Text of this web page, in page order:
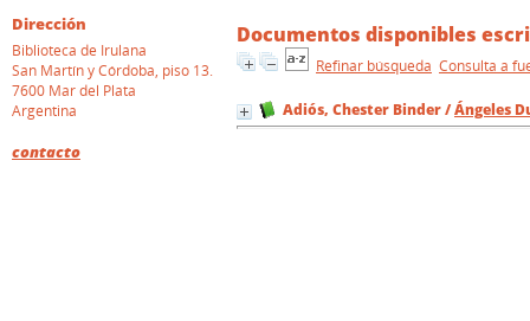
Documentos disponibles
Refinar búsqueda Consulta a
Adiós, Chester Binder/Ángeles
Dirección
Biblioteca de Irulana
San Martín y Córdoba, piso 13.
7600 Mar del Plata
Argentina
contacto